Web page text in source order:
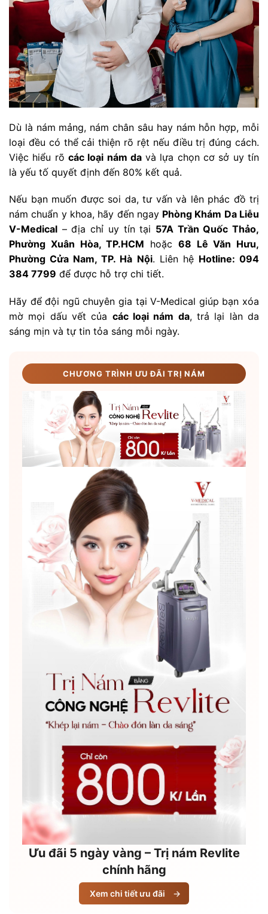
Dù là nám mảng, nám chân sâu hay nám hỗn hợp, mỗi
loại đều có thể cải thiện rõ rệt nếu điều trị đúng cách.
Việc hiểu rõ các loại nám davà lựa chọn cơ sở uy tín
là yếu tố quyết định đến 80% kết quả.
Nếu bạn muốn được soi da, tư vấn và lên phác đồ trị
nám chuẩn y khoa, hãy đến ngay Phòng Khám Da Liễu
V-Medical – địa chỉ uy tín tại 57A Trần Quốc Thảo,
Phường Xuân Hòa, TP.HCM hoặc 68 Lê Văn Hưu,
Phường Cửa Nam, TP. Hà Nội. Liên hệ Hotline: 094
384 7799 để được hỗ trợ chi tiết.
Hãy để đội ngũ chuyên gia tại V-Medical giúp bạn xóa
mờ mọi dấu vết của các loại nám da, trả lại làn da
sáng mịn và tự tin tỏa sáng mỗi ngày.
CHƯƠNG TRÌNH ƯU ĐÃI TRỊ NÁM
Ưu đãi 5 ngày vàng – Trị nám Revlite
chính hãng
Xem chi tiết ưu đãi →